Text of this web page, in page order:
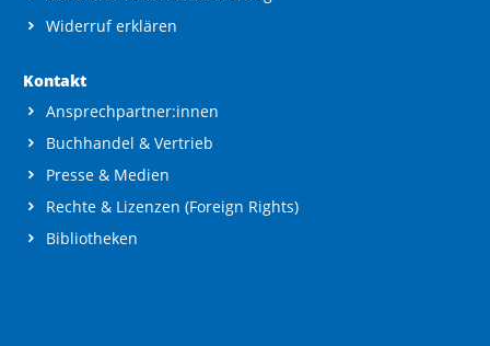
Widerruf erklären
Kontakt
Ansprechpartner:innen
Buchhandel & Vertrieb
Presse & Medien
Rechte & Lizenzen (Foreign Rights)
Bibliotheken